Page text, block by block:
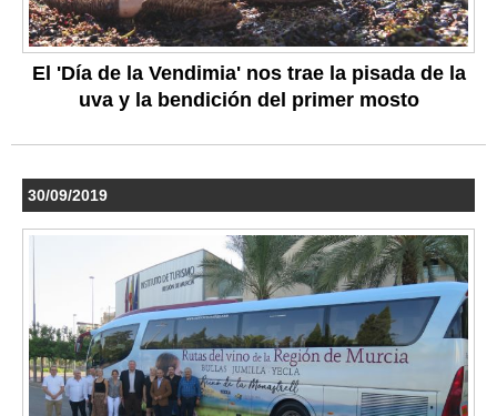
El 'Día de la Vendimia' nos trae la pisada de la
uva y la bendición del primer mosto
30/09/2019